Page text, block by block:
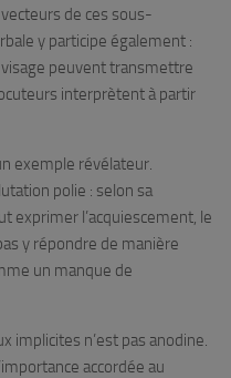
de ces sous-
y participe également :
peuvent transmettre
interprètent à partir
exemple révélateur.
polie : selon sa
exprimer l’acquiescement, le
y répondre de manière
un manque de
implicites n’est pas anodine.
accordée au